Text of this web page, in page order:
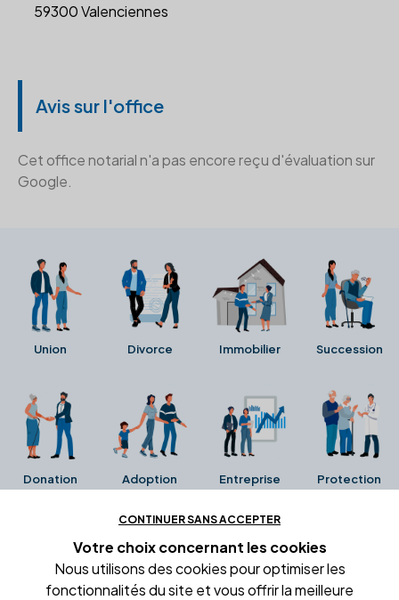
59300 Valenciennes
Avis sur l'office
Cet office notarial n'a pas encore reçu d'évaluation sur
Google.
Union Divorce Immobilier Succession
Donation Adoption Entreprise Protection
Ces avis proviennent directement de la fiche Google
Business de l'office notarial. Ils n'ont ni été collectés ni
été vérifiés par Alexia.fr.
CONTINUER SANS ACCEPTER
Votre choix concernant les cookies
Nous utilisons des cookies pour optimiser les
fonctionnalités du site et vous offrir la meilleure